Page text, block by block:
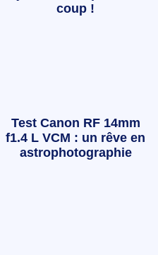
coup !
Test Canon RF 14mm
f1.4 L VCM : un rêve en
astrophotographie